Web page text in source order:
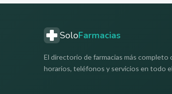
SoloFarmacias
El directorio de farmacias más completo
horarios, teléfonos y servicios en todo